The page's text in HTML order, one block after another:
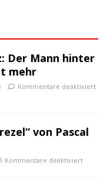
Der Mann hinter
mehr
Kommentare deaktiviert
von Pascal
Kommentare deaktiviert